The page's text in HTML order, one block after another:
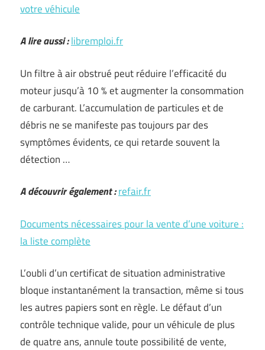
votre véhicule
A lire aussi :libremploi.fr
Un filtre à air obstrué peut réduire l’efficacité du
moteur jusqu’à 10 % et augmenter la consommation
de carburant. L’accumulation de particules et de
débris ne se manifeste pas toujours par des
symptômes évidents, ce qui retarde souvent la
détection …
A découvrir également :refair.fr
Documents nécessaires pour la vente d’une voiture :
la liste complète
L’oubli d’un certificat de situation administrative
bloque instantanément la transaction, même si tous
les autres papiers sont en règle. Le défaut d’un
contrôle technique valide, pour un véhicule de plus
de quatre ans, annule toute possibilité de vente,